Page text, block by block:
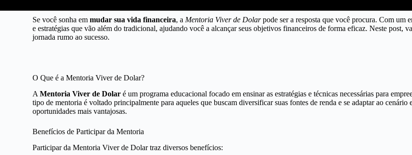
Se você sonha emmudar sua vida financeira, a Mentoria Viver de Dolarpode ser a resposta que você procura. Com um
e estratégias que vão além do tradicional, ajudando você a alcançar seus objetivos financeiros de forma eficaz. Neste post,
jornada rumo ao sucesso.
O Que é a Mentoria Viver de Dolar?
AMentoria Viver de Dolar é um programa educacional focado em ensinar as estratégias e técnicas necessárias para
tipo de mentoria é voltado principalmente para aqueles que buscam diversificar suas fontes de renda e se adaptar ao
oportunidades mais vantajosas.
Benefícios de Participar da Mentoria
Participar da Mentoria Viver de Dolar traz diversos benefícios: